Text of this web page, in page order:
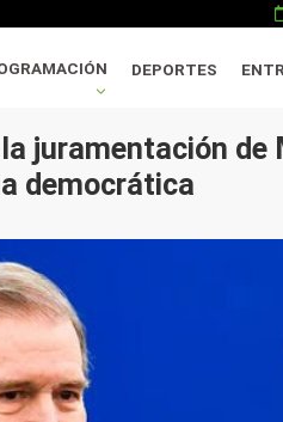
DEPORTES
juramentación de
democrática